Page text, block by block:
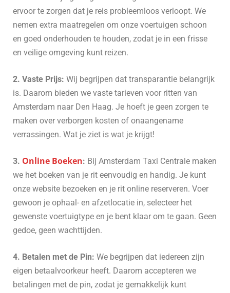
ervoor te zorgen dat je reis probleemloos verloopt. We
nemen extra maatregelen om onze voertuigen schoon
en goed onderhouden te houden, zodat je in een frisse
en veilige omgeving kunt reizen.
2. Vaste Prijs: Wij begrijpen dat transparantie belangrijk
is. Daarom bieden we vaste tarieven voor ritten van
Amsterdam naar Den Haag. Je hoeft je geen zorgen te
maken over verborgen kosten of onaangename
verrassingen. Wat je ziet is wat je krijgt!
3. Online Boeken: Bij Amsterdam Taxi Centrale maken
we het boeken van je rit eenvoudig en handig. Je kunt
onze website bezoeken en je rit online reserveren. Voer
gewoon je ophaal- en afzetlocatie in, selecteer het
gewenste voertuigtype en je bent klaar om te gaan. Geen
gedoe, geen wachttijden.
4. Betalen met de Pin: We begrijpen dat iedereen zijn
eigen betaalvoorkeur heeft. Daarom accepteren we
betalingen met de pin, zodat je gemakkelijk kunt